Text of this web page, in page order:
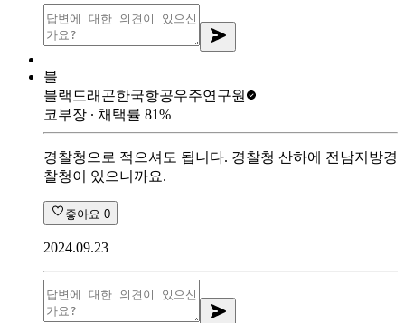
블
블랙드래곤한국항공우주연구원
코부장 ∙ 채택률 81%
경찰청으로 적으셔도 됩니다. 경찰청 산하에 전남지방경
찰청이 있으니까요.
좋아요 0
2024.09.23